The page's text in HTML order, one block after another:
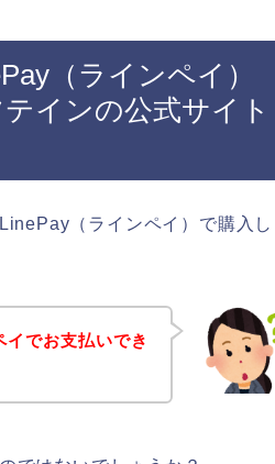
（ラインペイ）
インの公式サイト
（ラインペイ）で購入し
でお支払いでき